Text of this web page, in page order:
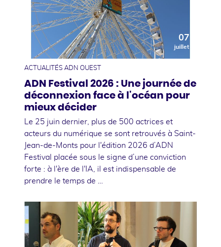
07
juillet
ACTUALITÉS ADN OUEST
ADN Festival 2026 : Une journée de
déconnexion face à l'océan pour
mieux décider
Le 25 juin dernier, plus de 500 actrices et
acteurs du numérique se sont retrouvés à Saint-
Jean-de-Monts pour l'édition 2026 d’ADN
Festival placée sous le signe d’une conviction
forte : à l'ère de l'IA, il est indispensable de
prendre le temps de …